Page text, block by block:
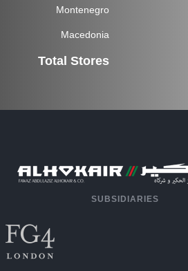
Montenegro
Macedonia
Total Stores
SUBSIDIARIES